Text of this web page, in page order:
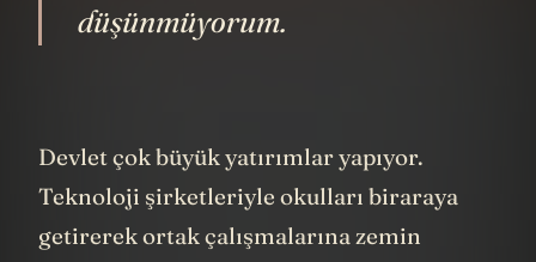
düşünmüyorum.
Devlet çok büyük yatırımlar yapıyor.
Teknoloji şirketleriyle okulları biraraya
getirerek ortak çalışmalarına zemin